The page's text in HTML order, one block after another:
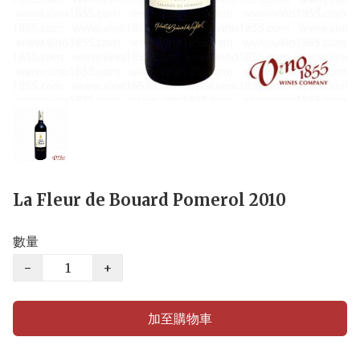
La Fleur de Bouard Pomerol 2010
數量
−
+
加至購物車